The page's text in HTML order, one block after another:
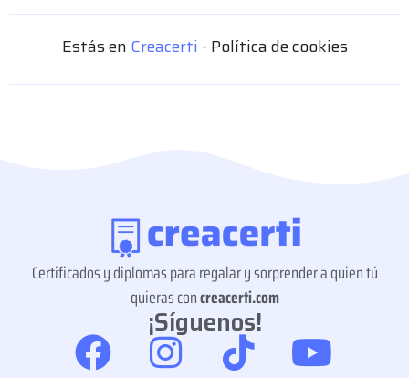
Estás en Creacerti - Política de cookies
Certificados y diplomas para regalar y sorprender a quien tú
quieras concreacerti.com
¡Síguenos!